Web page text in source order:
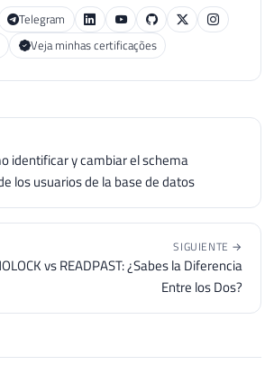
Telegram
Veja minhas certificações
identificar y cambiar el schema
los usuarios de la base de datos
SIGUIENTE →
vs READPAST: ¿Sabes la Diferencia
Entre los Dos?